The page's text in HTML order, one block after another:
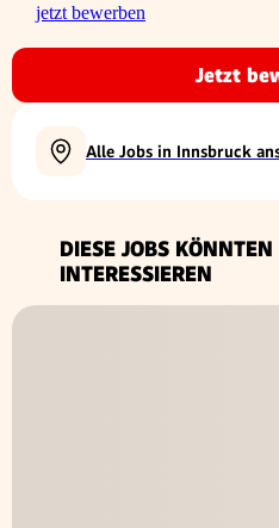
jetzt bewerben
Jetzt
Alle Jobs in Innsbruck
DIESE JOBS
INTERESSIEREN